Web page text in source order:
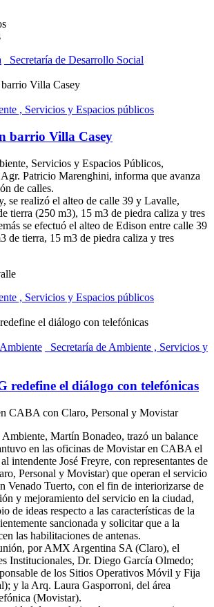
_Secretaría de Desarrollo Social
, Servicios y Espacios públicos
barrio Villa Casey
Servicios y Espacios Públicos,
Patricio Marenghini, informa que avanza
de calles.
se realizó el alteo de calle 39 y Lavalle,
tierra (250 m3), 15 m3 de piedra caliza y tres
se efectuó el alteo de Edison entre calle 39
de tierra, 15 m3 de piedra caliza y tres
, Servicios y Espacios públicos
_Secretaría de Ambiente , Servicios y
redefine el diálogo con telefónicas
CABA con Claro, Personal y Movistar
Martín Bonadeo, trazó un balance
en las oficinas de Movistar en CABA el
intendente José Freyre, con representantes de
Personal y Movistar) que operan el servicio
Venado Tuerto, con el fin de interiorizarse de
y mejoramiento del servicio en la ciudad,
de ideas respecto a las características de la
sancionada y solicitar que a la
las habilitaciones de antenas.
por AMX Argentina SA (Claro), el
Institucionales, Dr. Diego García Olmedo;
de los Sitios Operativos Móvil y Fija
y la Arq. Laura Gasporroni, del área
(Movistar).